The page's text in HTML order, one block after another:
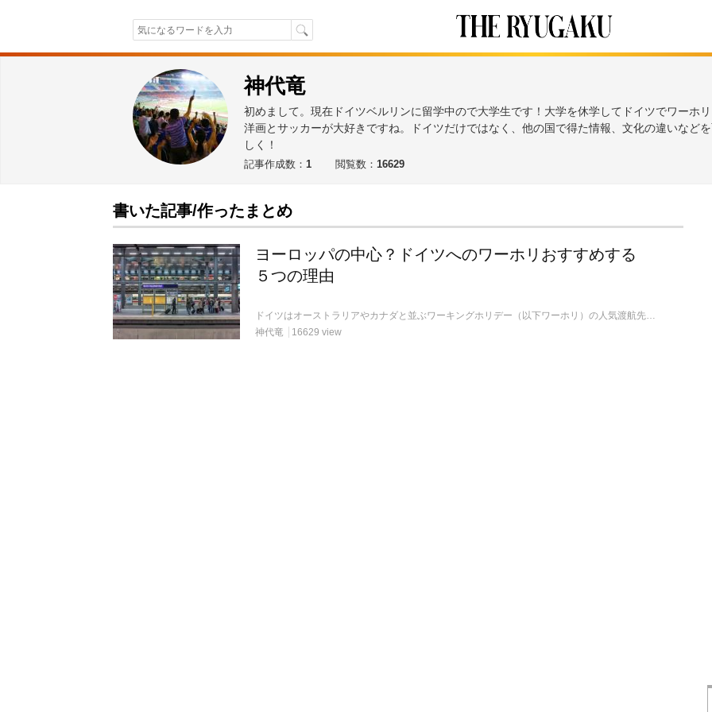
神代竜
初めまして。現在ドイツベルリンに留学中ので大学生です！大学を休学してドイツでワーホ
洋画とサッカーが大好きですね。ドイツだけではなく、他の国で得た情報、文化の違いなど
しく！
記事作成数： 1 閲覧数： 16629
書いた記事/作ったまとめ
ヨーロッパの中心？ドイツへのワーホリおすすめする
５つの理由
ドイツはオーストラリアやカナダと並ぶワーキングホリデー（以下ワーホリ）の人気渡航先のひとつです。何故ドイツは人気なのか？ここではドイツにワーキングホリデーで滞在している筆者が、ドイツへのワーホリをおすすめする理由をお伝えいたします。
神代竜
16629 view